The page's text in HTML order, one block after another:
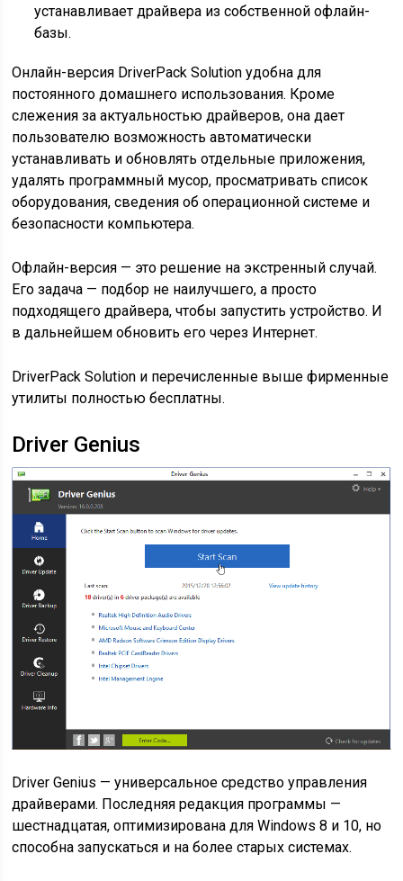
устанавливает драйвера из собственной офлайн-
базы.
Онлайн-версия DriverPack Solution удобна для
постоянного домашнего использования. Кроме
слежения за актуальностью драйверов, она дает
пользователю возможность автоматически
устанавливать и обновлять отдельные приложения,
удалять программный мусор, просматривать список
оборудования, сведения об операционной системе и
безопасности компьютера.
Офлайн-версия — это решение на экстренный случай.
Его задача — подбор не наилучшего, а просто
подходящего драйвера, чтобы запустить устройство. И
в дальнейшем обновить его через Интернет.
DriverPack Solution и перечисленные выше фирменные
утилиты полностью бесплатны.
Driver Genius
Driver Genius — универсальное средство управления
драйверами. Последняя редакция программы —
шестнадцатая, оптимизирована для Windows 8 и 10, но
способна запускаться и на более старых системах.